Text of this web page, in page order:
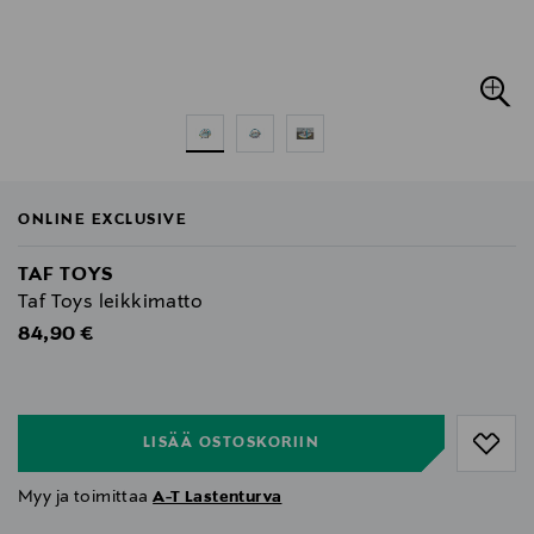
ONLINE EXCLUSIVE
TAF TOYS
Taf Toys leikkimatto
Original Price
84,90 €
LISÄÄ OSTOSKORIIN
Myy ja toimittaaA-T Lastenturva